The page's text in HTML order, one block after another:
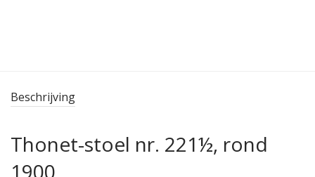
Beschrijving
Thonet-stoel nr. 221½, rond